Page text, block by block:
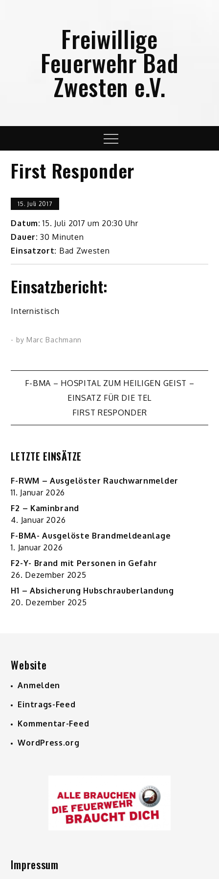
Freiwillige
Feuerwehr Bad
Zwesten e.V.
Menu
First Responder
15. Juli 2017
Datum: 15. Juli 2017 um 20:30 Uhr
Dauer: 30 Minuten
Einsatzort: Bad Zwesten
Einsatzbericht:
Internistisch
- by Marc Bachmann
Beitragsnavigation
F-BMA – HOSPITAL ZUM HEILIGEN GEIST –
EINSATZ FÜR DIE TEL
FIRST RESPONDER
LETZTE EINSÄTZE
F-RWM – Ausgelöster Rauchwarnmelder
11. Januar 2026
F2 – Kaminbrand
4. Januar 2026
F-BMA- Ausgelöste Brandmeldeanlage
1. Januar 2026
F2-Y- Brand mit Personen in Gefahr
26. Dezember 2025
H1 – Absicherung Hubschrauberlandung
20. Dezember 2025
Website
Anmelden
Eintrags-Feed
Kommentar-Feed
WordPress.org
Impressum